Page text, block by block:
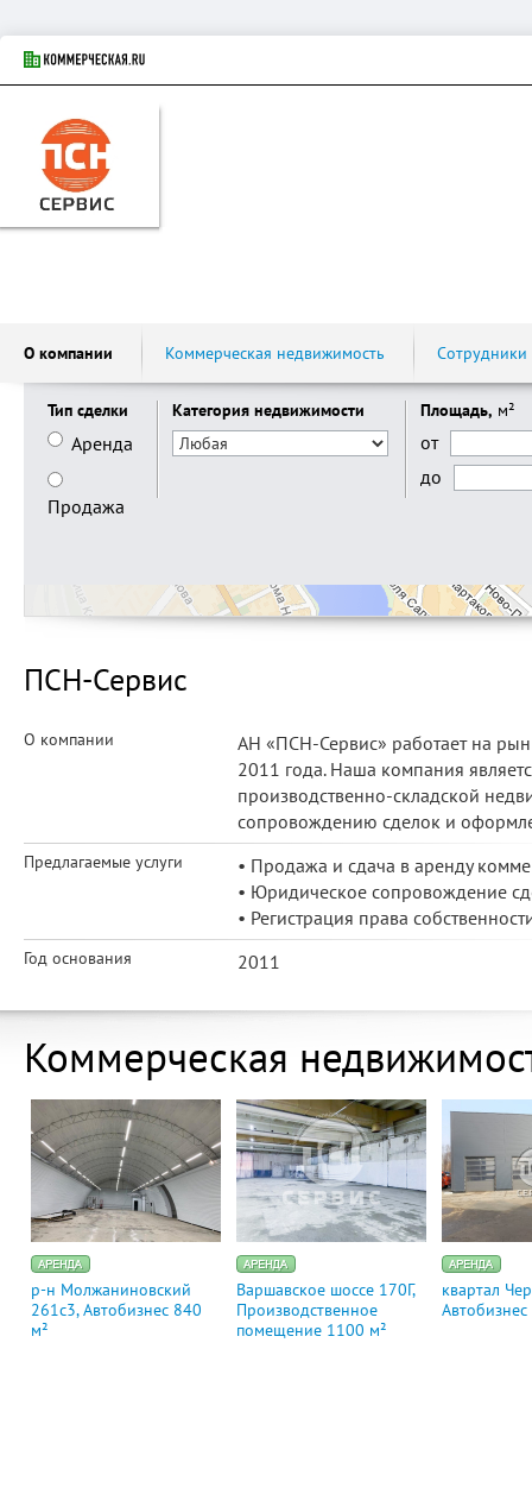
О компании Коммерческая недвижимость Сотрудники
Тип сделки
Аренда
Продажа
Категория недвижимости Площадь, м²
от
до
ПСН-Сервис
О компании
АН «ПСН-Сервис» работает на
2011 года. Наша компания
производственно-складской
сопровождению сделок и
Предлагаемые услуги
• Продажа и сдача в аренду
• Юридическое сопровождение
• Регистрация права
Год основания 2011
Коммерческая
р-н Молжаниновский
261c3, Автобизнес 840
м²
Варшавское шоссе 170Г,
Производственное
помещение 1100 м²
квартал